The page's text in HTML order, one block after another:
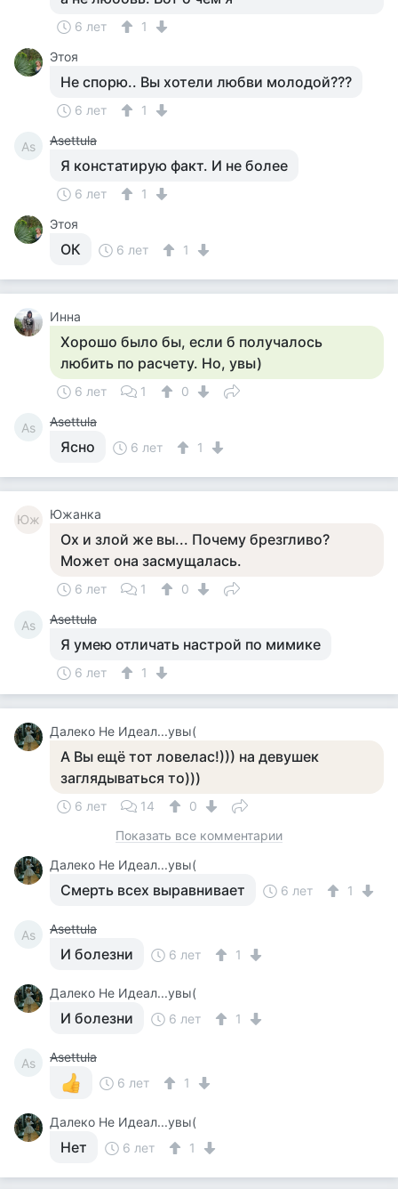
6 лет
1
Этоя
Не спорю.. Вы хотели любви молодой???
6 лет 1
As Asettula
Я констатирую факт. И не более
6 лет
1
Этоя
ОК 6 лет 1
Инна
Хорошо было бы, если б получалось
любить по расчету. Но, увы)
6 лет 1 0
As Asettula
Ясно 6 лет 1
Юж Южанка
Ох и злой же вы... Почему брезгливо?
Может она засмущалась.
6 лет 1 0
As Asettula
Я умею отличать настрой по мимике
6 лет 1
Далеко Не Идеал...увы(
А Вы ещё тот ловелас!))) на девушек
заглядываться то)))
6 лет 14
0
Показать все комментарии
Далеко Не Идеал...увы(
Смерть всех выравнивает 6 лет 1
As Asettula
И болезни 6 лет 1
Далеко Не Идеал...увы(
И болезни 6 лет 1
As
Asettula
6 лет
1
Далеко Не Идеал...увы(
Нет 6 лет 1